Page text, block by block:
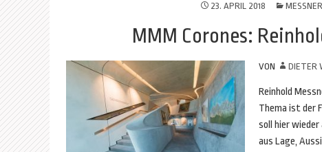
23. APRIL 2018
MMM Corones:
VON DIETER
Reinhold
Thema ist der
soll hier wieder
aus Lage,